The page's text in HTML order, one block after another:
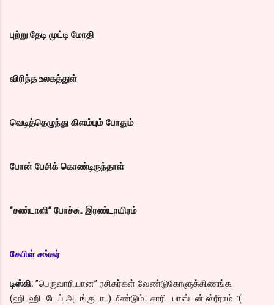
புற்று தேடி முட்டி மோதி
விரிந்த உலகத்துள்
வெடித்தெழுந்து கிளம்பும் போதும்
போன் பேசிக் கொண்டிருந்தாள்
”சண்டாளி” போச்சு.. இரண்டாயிரம்
கேபிள் சங்கர்
டிஸ்கி: ”பெருவாரியான” ரசிகர்கள் வேண்டுகோளுக்கிணங்க..
(ஹி..ஹி...டேய் அடங்குடா..) மீண்டும்.. சாரி.. பாஸ்டன் ஸ்ரீராம்..:(